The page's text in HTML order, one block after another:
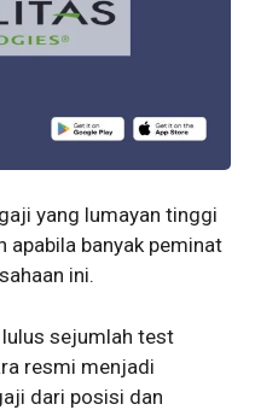
yang lumayan tinggi
apabila banyak peminat
ini.
sejumlah test
resmi menjadi
dari posisi dan